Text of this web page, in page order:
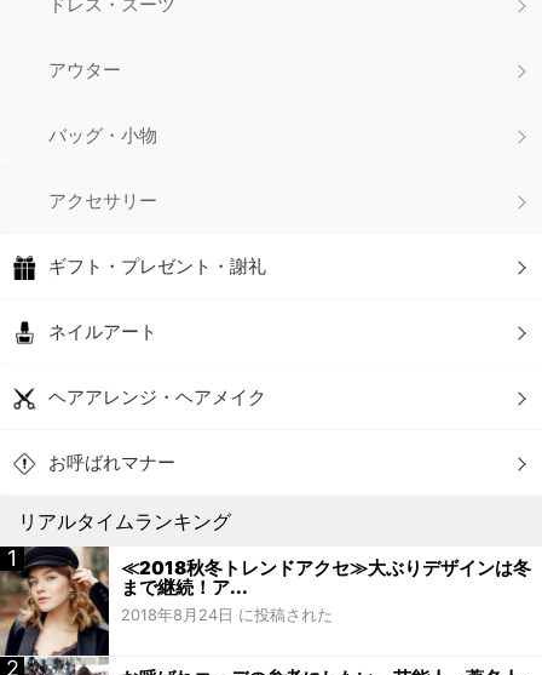
アウター
バッグ・小物
アクセサリー
ギフト・プレゼント・謝礼
ネイルアート
ヘアアレンジ・ヘアメイク
お呼ばれマナー
リアルタイムランキング
≪2018秋冬トレンドアクセ≫大ぶりデザインは冬
まで継続！ア...
2018年8月24日 に投稿された